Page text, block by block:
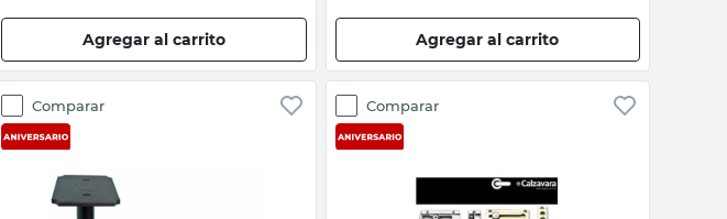
Agregar al carrito Agregar al carrito
Comparar Comparar